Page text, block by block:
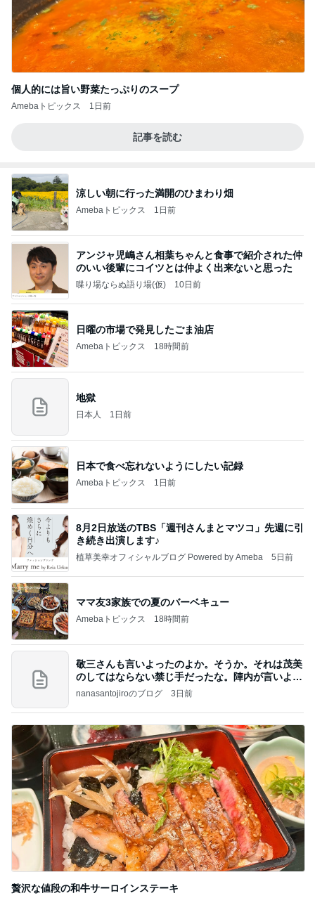
個人的には旨い野菜たっぷりのスープ
Amebaトピックス 1日前
記事を読む
涼しい朝に行った満開のひまわり畑
Amebaトピックス 1日前
アンジャ児嶋さん相葉ちゃんと食事で紹介された仲
のいい後輩にコイツとは仲よく出来ないと思った
喋り場ならぬ語り場(仮) 10日前
日曜の市場で発見したごま油店
Amebaトピックス 18時間前
地獄
日本人 1日前
日本で食べ忘れないようにしたい記録
Amebaトピックス 1日前
8月2日放送のTBS「週刊さんまとマツコ」先週に引
き続き出演します♪
植草美幸オフィシャルブログ Powered by Ameba 5日前
ママ友3家族での夏のバーベキュー
Amebaトピックス 18時間前
敬三さんも言いよったのよか。そうか。それは茂美
のしてはならない禁じ手だったな。陣内が言いよる
のよ
nanasantojiroのブログ 3日前
贅沢な値段の和牛サーロインステーキ